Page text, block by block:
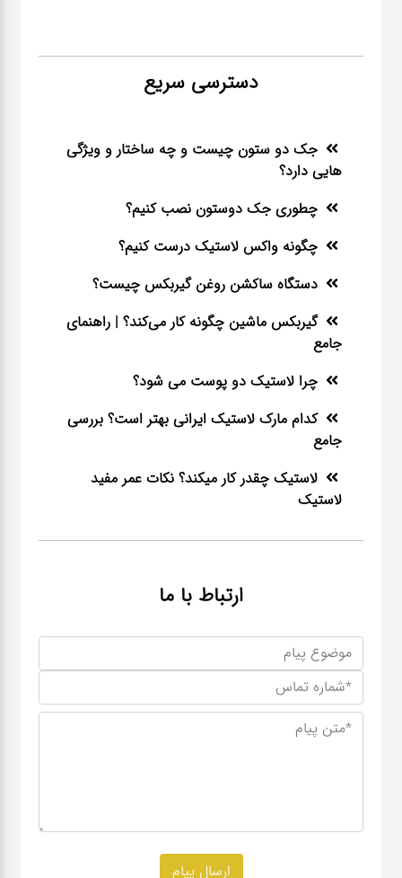
دسترسی سریع
جک دو ستون چیست و چه ساختار و ویژگی
هایی دارد؟
چطوری جک دوستون نصب کنیم؟
چگونه واکس لاستیک درست کنیم؟
دستگاه ساکشن روغن گیربکس چیست؟
گیربکس ماشین چگونه کار می‌کند؟ | راهنمای
جامع
چرا لاستیک دو پوست می شود؟
کدام مارک لاستیک ایرانی بهتر است؟ بررسی
جامع
لاستیک چقدر کار میکند؟ نکات عمر مفید
لاستیک
ارتباط با ما